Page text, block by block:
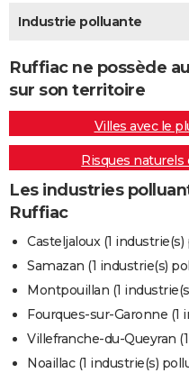
Destinations
City break
Voyage nature
Voyage de noces
Forum
Climat
+PHOTO
GUIDES D'ACHAT
BONS PLANS
CARTE DE VOEUX
Carte de Noël
Carte Bonne année
Carte Saint-Valentin
Carte d'anniversaire
DICTIONNAIRE
Dictionnaire
Biographies
Citations
Expressions
Proverbes
PROGRAMME TV
COPAINS D'AVANT
S'inscrire
Se connecter
Lycées
Collèges
Primaires
Universités
Entreprises
Service militaire
Avis de recherche
AVIS DE DÉCÈS
FORUM
Bricolage
Lifestyle
Culture
Sport
Auto
Television
Voyage
Cinema
Industrie polluante
Ruffiac ne possède
sur son territoire
Villes avec le
Risques naturels
Les industries
Ruffiac
Casteljaloux (1 industrie(s)
Samazan (1 industrie(s)
Montpouillan (1
Fourques-sur-Garonne (1
Villefranche-du-Queyran
Noaillac (1 industrie(s)